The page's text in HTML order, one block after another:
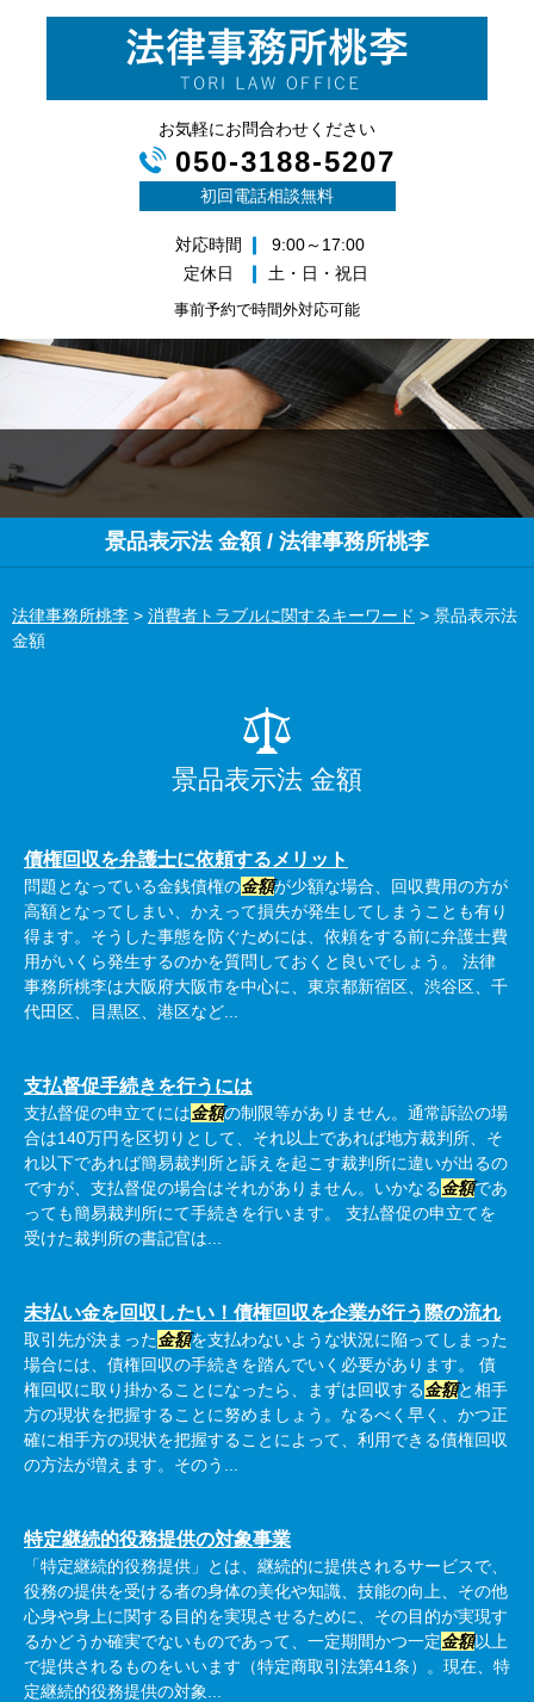
お気軽にお問合わせください
050-3188-5207
初回電話相談無料
対応時間
9:00～17:00
定休日
土・日・祝日
事前予約で時間外対応可能
景品表示法 金額 / 法律事務所桃李
法律事務所桃李 > 消費者トラブルに関するキーワード > 景品表示法
金額
景品表示法 金額
債権回収を弁護士に依頼するメリット
問題となっている金銭債権の金額が少額な場合、回収費用の方が
高額となってしまい、かえって損失が発生してしまうことも有り
得ます。そうした事態を防ぐためには、依頼をする前に弁護士費
用がいくら発生するのかを質問しておくと良いでしょう。 法律
事務所桃李は大阪府大阪市を中心に、東京都新宿区、渋谷区、千
代田区、目黒区、港区など...
支払督促手続きを行うには
支払督促の申立てには金額の制限等がありません。通常訴訟の場
合は140万円を区切りとして、それ以上であれば地方裁判所、そ
れ以下であれば簡易裁判所と訴えを起こす裁判所に違いが出るの
ですが、支払督促の場合はそれがありません。いかなる金額であ
っても簡易裁判所にて手続きを行います。 支払督促の申立てを
受けた裁判所の書記官は...
未払い金を回収したい！債権回収を企業が行う際の流れ
取引先が決まった金額を支払わないような状況に陥ってしまった
場合には、債権回収の手続きを踏んでいく必要があります。 債
権回収に取り掛かることになったら、まずは回収する金額と相手
方の現状を把握することに努めましょう。なるべく早く、かつ正
確に相手方の現状を把握することによって、利用できる債権回収
の方法が増えます。そのう...
特定継続的役務提供の対象事業
「特定継続的役務提供」とは、継続的に提供されるサービスで、
役務の提供を受ける者の身体の美化や知識、技能の向上、その他
心身や身上に関する目的を実現させるために、その目的が実現す
るかどうか確実でないものであって、一定期間かつ一定金額以上
で提供されるものをいいます（特定商取引法第41条）。現在、特
定継続的役務提供の対象...